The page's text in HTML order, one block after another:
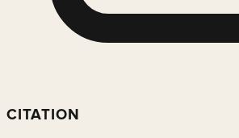
CITATION